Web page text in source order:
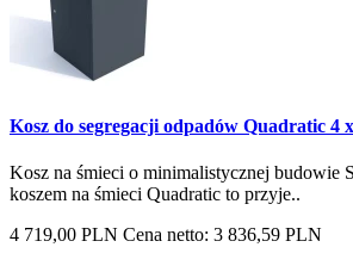
Kosz do segregacji odpadów Quadratic 4
Kosz na śmieci o minimalistycznej budowie
koszem na śmieci Quadratic to przyje..
4 719,00 PLN Cena netto: 3 836,59 PLN